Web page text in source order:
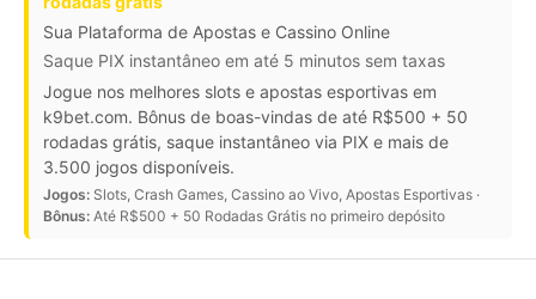
Sua Plataforma de Apostas e Cassino Online
Saque PIX instantâneo em até 5 minutos sem taxas
Jogue nos melhores slots e apostas esportivas em
k9bet.com. Bônus de boas-vindas de até R$500 + 50
rodadas grátis, saque instantâneo via PIX e mais de
3.500 jogos disponíveis.
Jogos: Slots, Crash Games, Cassino ao Vivo, Apostas Esportivas ·
Bônus: Até R$500 + 50 Rodadas Grátis no primeiro depósito